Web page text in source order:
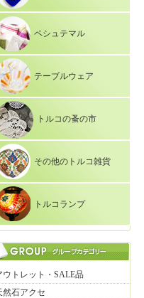
ペシュテマル
テーブルウェア
トルコの蚤の市
その他のトルコ雑貨
トルコランプ
ウトレット・SALE品
然石アクセ